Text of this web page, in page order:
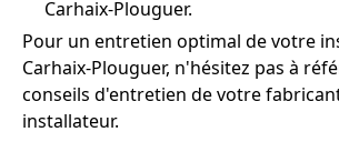
Carhaix-Plouguer.
Pour un entretien optimal de votre
Carhaix-Plouguer, n'hésitez pas à
conseils d'entretien de votre
installateur.